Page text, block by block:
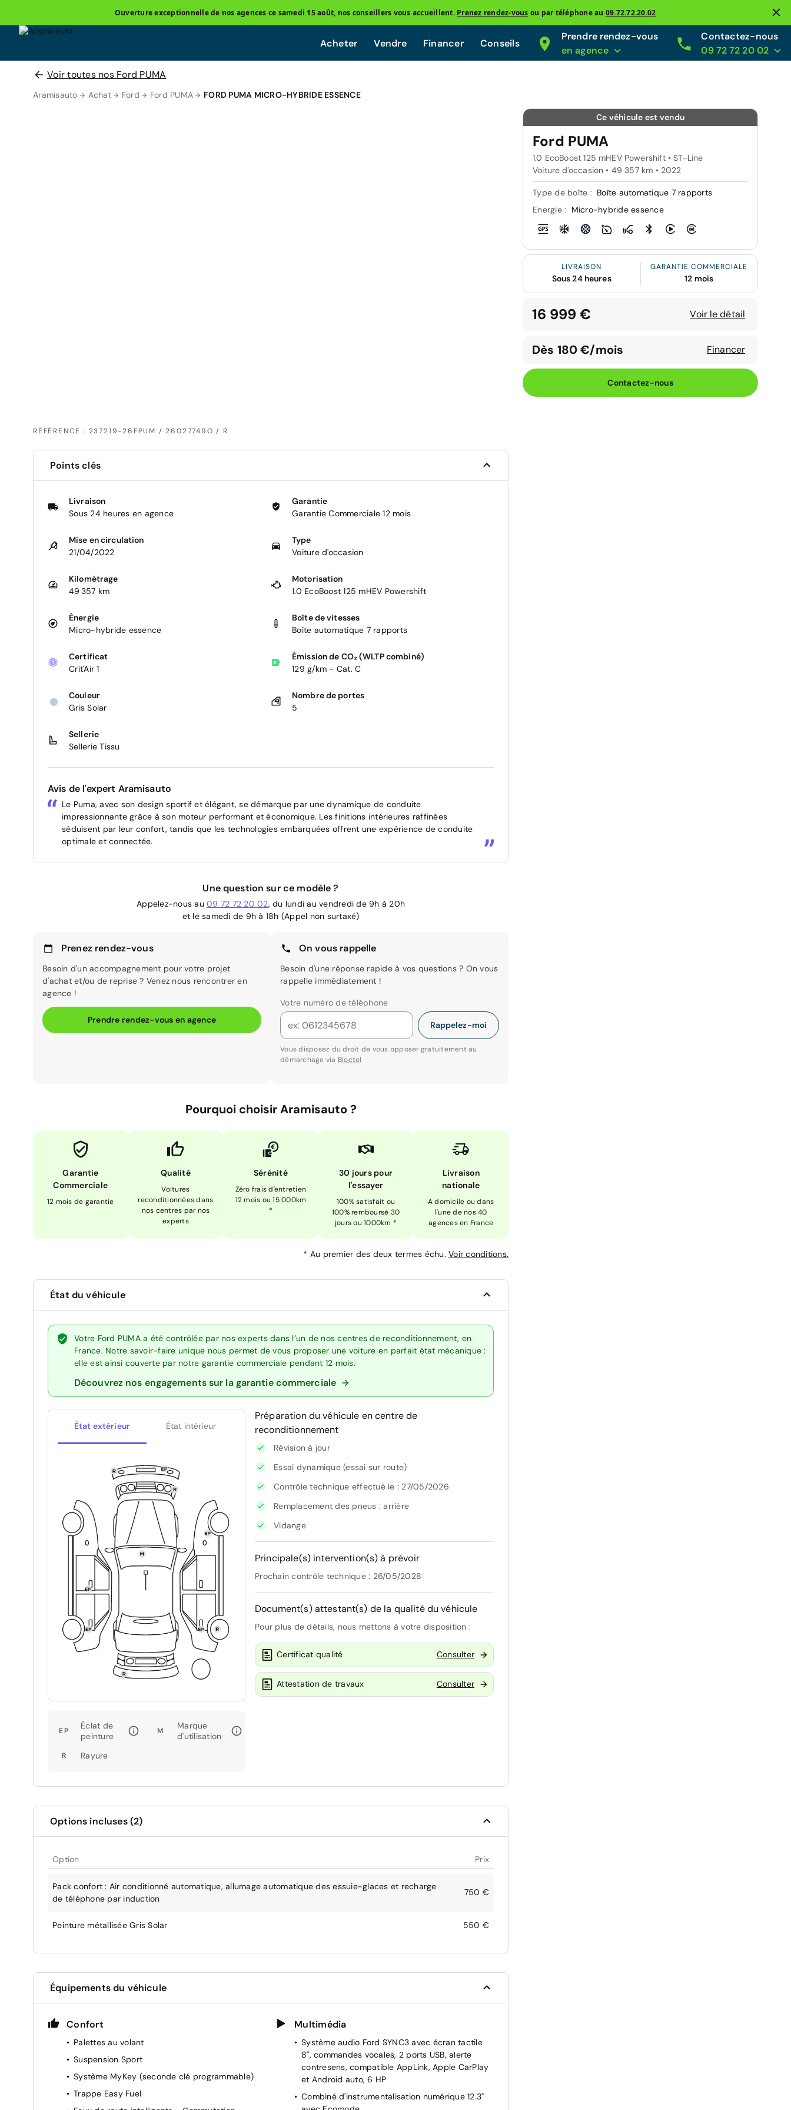
Ouverture exceptionnelle de nos agences ce samedi 15 août, nos conseillers vous accueillent. Prenez rendez-vous ou par téléphone au 09.72.72.20.02
Acheter Vendre Financer Conseils
Prendre rendez-vous
en agence
Contactez-nous
09 72 72 20 02
Voir toutes nos Ford PUMA
Aramisauto Achat Ford Ford PUMA FORD PUMA MICRO-HYBRIDE ESSENCE
RÉFÉRENCE : 237219-26FPUM / 26027749O / R
Ce véhicule est vendu
Ford PUMA
1.0 EcoBoost 125 mHEV Powershift • ST-Line
Voiture d'occasion • 49 357 km • 2022
Type de boîte : Boîte automatique 7 rapports
Energie :
Micro-hybride essence
LIVRAISON
Sous 24 heures
GARANTIE COMMERCIALE
12 mois
16 999 € Voir le détail
Dès 180 €/mois Financer
Contactez-nous
Points clés
Livraison
Sous 24 heures en agence
Garantie
Garantie Commerciale 12 mois
Mise en circulation
21/04/2022
Type
Voiture d'occasion
Kilométrage
49 357 km
Motorisation
1.0 EcoBoost 125 mHEV Powershift
Énergie
Micro-hybride essence
Boîte de vitesses
Boîte automatique 7 rapports
Certificat
Crit'Air 1
Émission de CO₂ (WLTP combiné)
129 g/km - Cat. C
Couleur
Gris Solar
Nombre de portes
5
Sellerie
Sellerie Tissu
Avis de l'expert Aramisauto
Le Puma, avec son design sportif et élégant, se démarque par une dynamique de conduite
impressionnante grâce à son moteur performant et économique. Les finitions intérieures raffinées
séduisent par leur confort, tandis que les technologies embarquées offrent une expérience de conduite
optimale et connectée.
Une question sur ce modèle ?
Appelez-nous au 09 72 72 20 02, du lundi au vendredi de 9h à 20h
et le samedi de 9h à 18h (Appel non surtaxé)
Prenez rendez-vous
Besoin d'un accompagnement pour votre projet
d'achat et/ou de reprise ? Venez nous rencontrer en
agence !
Prendre rendez-vous en agence
On vous rappelle
Besoin d'une réponse rapide à vos questions ? On vous
rappelle immédiatement !
Votre numéro de téléphone
Rappelez-moi
Vous disposez du droit de vous opposer gratuitement au
démarchage via Bloctel
Pourquoi choisir Aramisauto ?
Garantie
Commerciale
12 mois de garantie
Qualité
Voitures
reconditionnées dans
nos centres par nos
experts
Sérénité
Zéro frais d'entretien
12 mois ou 15 000km
*
30 jours pour
l'essayer
100% satisfait ou
100% remboursé 30
jours ou 1000km *
Livraison
nationale
A domicile ou dans
l'une de nos 40
agences en France
* Au premier des deux termes échu. Voir conditions.
État du véhicule
Votre Ford PUMA a été contrôlée par nos experts dans l’un de nos centres de reconditionnement, en
France. Notre savoir-faire unique nous permet de vous proposer une voiture en parfait état mécanique :
elle est ainsi couverte par notre garantie commerciale pendant 12 mois.
Découvrez nos engagements sur la garantie commerciale
État extérieur État intérieur
EP
Éclat de
peinture
M
Marque
d'utilisation
R Rayure
Préparation du véhicule en centre de
reconditionnement
Révision à jour
Essai dynamique (essai sur route)
Contrôle technique effectué le : 27/05/2026
Remplacement des pneus : arrière
Vidange
Principale(s) intervention(s) à prévoir
Prochain contrôle technique : 26/05/2028
Document(s) attestant(s) de la qualité du véhicule
Pour plus de détails, nous mettons à votre disposition :
Certificat qualité Consulter
Attestation de travaux Consulter
Options incluses (2)
Option Prix
Pack confort : Air conditionné automatique, allumage automatique des essuie-glaces et recharge
de téléphone par induction
750 €
Peinture métallisée Gris Solar 550 €
Équipements du véhicule
Confort
Palettes au volant
Suspension Sport
Système MyKey (seconde clé programmable)
Trappe Easy Fuel
Multimédia
Système audio Ford SYNC3 avec écran tactile
8", commandes vocales, 2 ports USB, alerte
contresens, compatible AppLink, Apple CarPlay
et Android auto, 6 HP
Combiné d'instrumentalisation numérique 12.3"